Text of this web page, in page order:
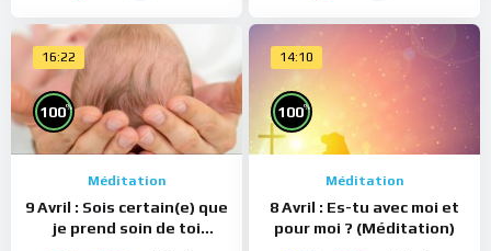
16:22
100%
Méditation
9 Avril : Sois certain(e) que
je prend soin de toi
14:10
100%
Méditation
8 Avril : Es-tu avec moi et
pour moi ? (Méditation)